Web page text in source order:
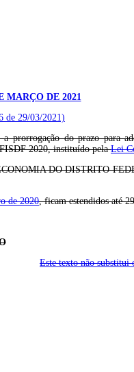
MARÇO DE 2021
de 29/03/2021)
a prorrogação do prazo para
2020, instituído pelaLei
DO DISTRITO
de 2020, ficam estendidos até
Este texto não substitui